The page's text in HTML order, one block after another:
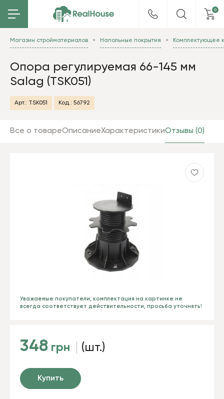
0
Магазин стройматериалов Напольные покрытия Комплектующее
Опора регулируемая 66-145 мм
Salag (TSK051)
Арт.: TSK051 Код.: 56792
Все о товареОписаниеХарактеристикиОтзывы (0)
Уважаемые покупатели, комплектация на картинке не
всегда соответствует действительности, просьба уточнять!
348 грн (шт.)
Купить